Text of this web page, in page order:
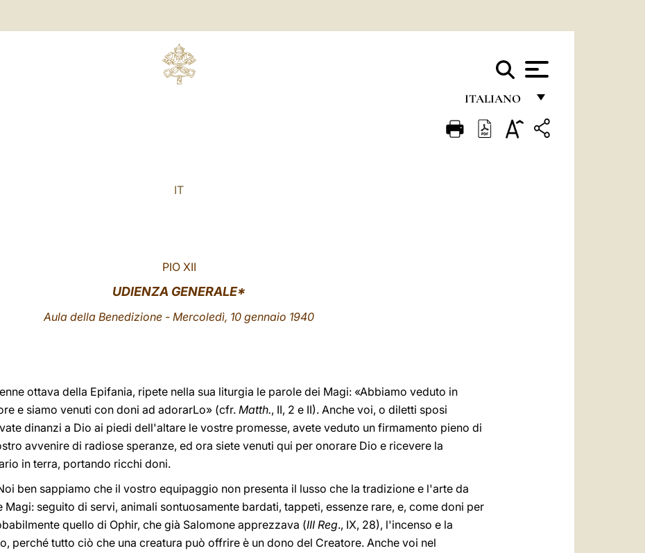
ITALIANO
FRANÇAIS
IT
PIO XII
UDIENZA GENERALE*
Aula della Benedizione - Mercoledì, 10 gennaio 1940
ottava della Epifania, ripete nella sua liturgia le parole dei Magi: «Abbiamo veduto in
e siamo venuti con doni ad adorarLo» (cfr. Matth., II, 2 e II). Anche voi, o diletti sposi
dinanzi a Dio ai piedi dell'altare le vostre promesse, avete veduto un firmamento pieno di
avvenire di radiose speranze, ed ora siete venuti qui per onorare Dio e ricevere la
in terra, portando ricchi doni.
ben sappiamo che il vostro equipaggio non presenta il lusso che la tradizione e l'arte da
Magi: seguito di servi, animali sontuosamente bardati, tappeti, essenze rare, e, come doni per
quello di Ophir, che già Salomone apprezzava (III Reg., IX, 28), l'incenso e la
perché tutto ciò che una creatura può offrire è un dono del Creatore. Anche voi nel